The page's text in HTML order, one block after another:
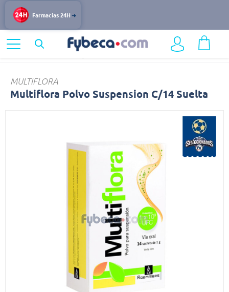
Farmacias 24H
Digestivo
MULTIFLORA
Multiflora Polvo Suspension C/14 Suelta